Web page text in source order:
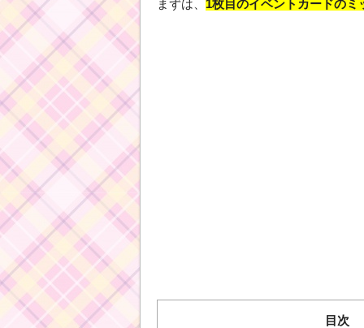
まずは、 1枚目のイベントカードの
目次